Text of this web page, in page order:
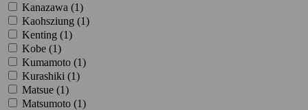
Kanazawa (1)
Kaohsziung (1)
Kenting (1)
Kobe (1)
Kumamoto (1)
Kurashiki (1)
Matsue (1)
Matsumoto (1)